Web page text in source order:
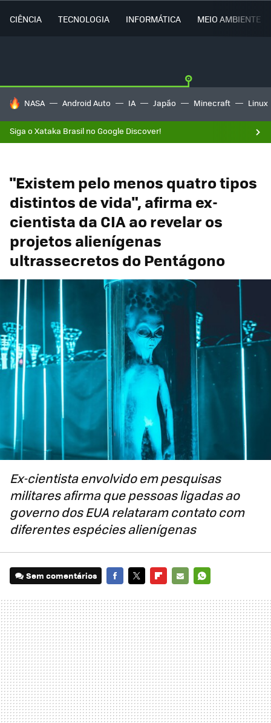
CIÊNCIA TECNOLOGIA INFORMÁTICA MEIO AMBIENTE
TENDÊNCIAS DO DIA
NASA Android Auto IA Japão Minecraft Linux
Siga o Xataka Brasil no Google Discover!
"Existem pelo menos quatro tipos
distintos de vida", afirma ex-
cientista da CIA ao revelar os
projetos alienígenas
ultrassecretos do Pentágono
Ex-cientista envolvido em pesquisas
militares afirma que pessoas ligadas ao
governo dos EUA relataram contato com
diferentes espécies alienígenas
Sem comentários
MAIL